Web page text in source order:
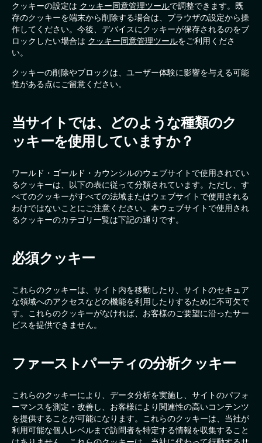
クッキーの設定は クッキー同意管理ツールで調整できます。既
存のクッキーを端末から削除する場合は、ブラウザの設定から操
作してください。今後、デバイスにクッキーが保存されるのをブ
ロックしたい場合は クッキー同意管理ツールをご利用くださ
い。
クッキーの削除やブロックは、ユーザー体験に影響を与える可能
性がある点にご留意ください。
当サイトでは、どのような種類のク
ッキーを使用していますか？
ワールド・ゴールド・カウンシルのウェブサイトで使用されてい
るクッキーは、以下の表に従って分類されています。ただし、す
べてのクッキーがすべての法域またはウェブサイトで使用される
わけではないことにご注意ください。本ウェブサイトで使用され
るクッキーのカテゴリ一覧は下記の通りです。
必須クッキー
これらのクッキーは、サイト内を移動したり、サイトのセキュア
な領域へのアクセスなどの機能を利用したりするために不可欠で
す。これらのクッキーがなければ、お客様のご要望に沿ったサー
ビスを提供できません。
ファーストパーティの分析クッキー
これらのクッキーにより、データ分析を実施し、サイトのパフォ
ーマンスを測定・改善し、お客様により関連性の高いコンテンツ
を提供することが可能になります。これらのクッキーは、当社が
利用可能な個人レベルまで訪問者を特定する情報を収集すること